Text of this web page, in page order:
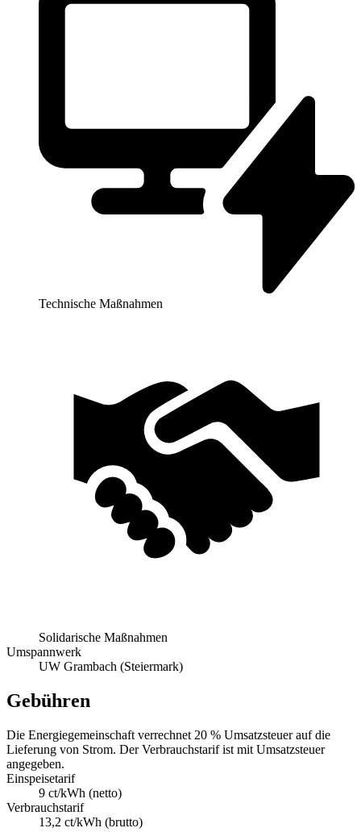
Technische Maßnahmen
Solidarische Maßnahmen
Umspannwerk
UW Grambach (Steiermark)
Gebühren
Die Energiegemeinschaft verrechnet 20 % Umsatzsteuer auf die
Lieferung von Strom. Der Verbrauchstarif ist mit Umsatzsteuer
angegeben.
Einspeisetarif
9 ct/kWh (netto)
Verbrauchstarif
13,2 ct/kWh (brutto)